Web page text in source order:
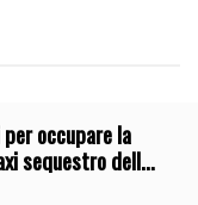
occupare la
sequestro della